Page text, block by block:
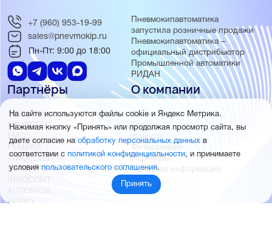
Пневмокипавтоматика
запустила розничные продажи
Пневмокипавтоматика –
официальный дистрибьютор
Промышленной автоматики
РИДАН
Партнёры
ОВЕН
MEYERTEC
EMC
PEMAKS
INNOLEVEL
INNOVERT
INNOCONT
AUTONICS
FESTO
О компании
О нас
Отзывы
Новости
Фотогалерея
Партнёры
Правовая информация
+7 (960) 953-19-99
sales@pnevmokip.ru
Пн-Пт: 9:00 до 18:00
На сайте используются файлы cookie и Яндекс Метрика.
Нажимая кнопку «Принять» или продолжая просмотр сайта, вы
даете согласие на обработку персональных данных в
соответствии с политикой конфиденциальности, и принимаете
условияпользовательского соглашения.
Принять